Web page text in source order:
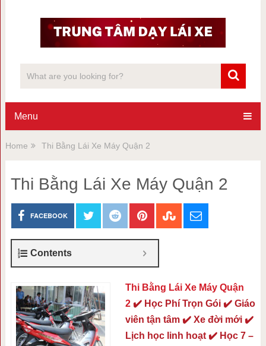
Menu
Home Thi Bằng Lái Xe Máy Quận 2
Thi Bằng Lái Xe Máy Quận 2
FACEBOOK
Contents
Thi Bằng Lái Xe Máy Quận
2 ✔️ Học Phí Trọn Gói ✔️ Giáo
viên tận tâm ✔️ Xe đời mới ✔️
Lịch học linh hoạt ✔️ Học 7 –